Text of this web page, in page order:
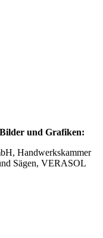
und Grafiken:
Handwerkskammer
Sägen, VERASOL